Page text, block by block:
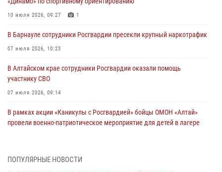
10 июля 2026, 09:27 1
В Барнауле сотрудники Росгвардии пресекли крупный наркотрафик
07 июля 2026, 10:23
В Алтайском крае сотрудники Росгвардии оказали помощь
участнику СВО
07 июля 2026, 09:14
В рамках акции «Каникулы с Росгвардией» бойцы ОМОН «Алтай»
провели военно-патриотическое мероприятие для детей в лагере
ПОПУЛЯРНЫЕ НОВОСТИ